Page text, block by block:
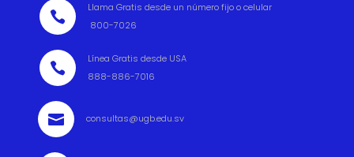

Llama Gratis desde un número fijo o celular
800-7026

Línea Gratis desde USA
888-886-7016
 consultas@ugb.edu.sv